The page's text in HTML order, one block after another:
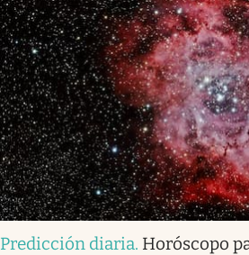
Predicción diaria. Horóscopo